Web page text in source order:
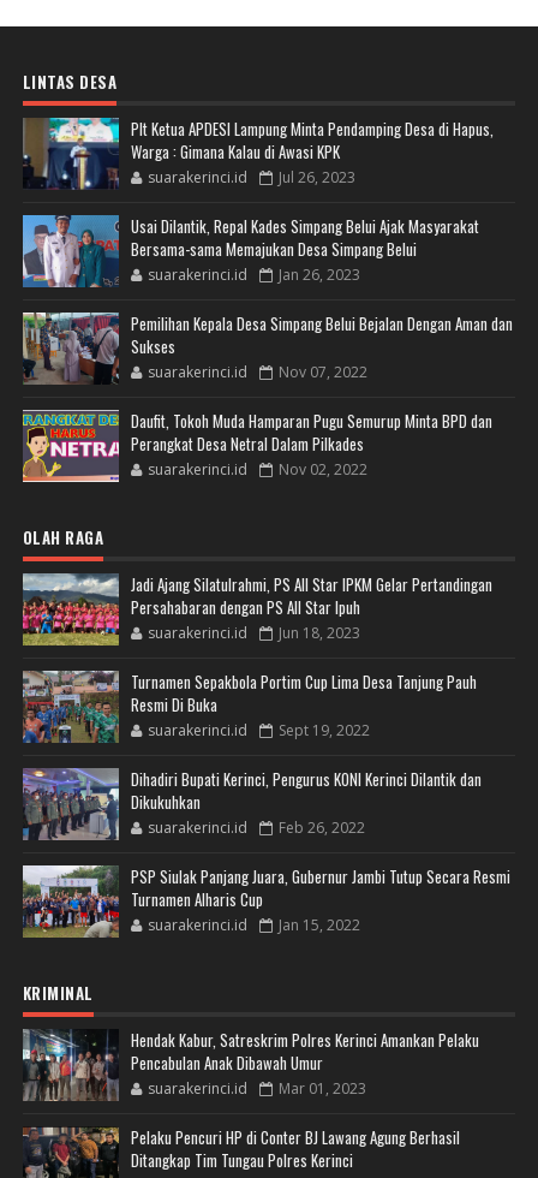
LINTAS DESA
Plt Ketua APDESI Lampung Minta Pendamping Desa di Hapus,
Warga : Gimana Kalau di Awasi KPK
suarakerinci.id Jul 26, 2023
Usai Dilantik, Repal Kades Simpang Belui Ajak Masyarakat
Bersama-sama Memajukan Desa Simpang Belui
suarakerinci.id Jan 26, 2023
Pemilihan Kepala Desa Simpang Belui Bejalan Dengan Aman dan
Sukses
suarakerinci.id Nov 07, 2022
Daufit, Tokoh Muda Hamparan Pugu Semurup Minta BPD dan
Perangkat Desa Netral Dalam Pilkades
suarakerinci.id Nov 02, 2022
OLAH RAGA
Jadi Ajang Silatulrahmi, PS All Star IPKM Gelar Pertandingan
Persahabaran dengan PS All Star Ipuh
suarakerinci.id Jun 18, 2023
Turnamen Sepakbola Portim Cup Lima Desa Tanjung Pauh
Resmi Di Buka
suarakerinci.id Sept 19, 2022
Dihadiri Bupati Kerinci, Pengurus KONI Kerinci Dilantik dan
Dikukuhkan
suarakerinci.id Feb 26, 2022
PSP Siulak Panjang Juara, Gubernur Jambi Tutup Secara Resmi
Turnamen Alharis Cup
suarakerinci.id Jan 15, 2022
KRIMINAL
Hendak Kabur, Satreskrim Polres Kerinci Amankan Pelaku
Pencabulan Anak Dibawah Umur
suarakerinci.id Mar 01, 2023
Pelaku Pencuri HP di Conter BJ Lawang Agung Berhasil
Ditangkap Tim Tungau Polres Kerinci